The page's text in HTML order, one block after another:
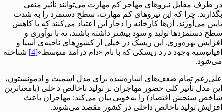
در طرف مقابل نیروهای مهاجر کم مهارت می‌توانند تأثیر منفی
بگذارند. چرا که این نیروهای کم مهارت، سطح دستمزد را به شدت
پایین می‌آورند. آن‌ها کارخانه را دچار این اعتیاد می‌کنند که با کاهش
سطح دستمزدها تولید و سود بیشتر داشته باشند، نه با نوآوری و
افزایش بهره‌وری. این ریسک در خیلی از کشورهای ناحیه‌ی آسیا و
اقیانوسیه وجود دارد ریسکی که با نام «دام درآمد متوسط»[4]
شناخته
می‌شود.
علی‌رغم تمام ضعف‌های اشاره‌شده برای مدل اسمیت و ادمونستون،
این مدل تأثیر کلی حضور مهاجران بر تولید ناخالص داخلی (بامعناترین
شاخص سنجش اقتصاد) را به‌خوبی بیان می‌کند: مهاجران باعث
افزایش تولید ناخالص داخلی در کشور مقصد می‌شوند.